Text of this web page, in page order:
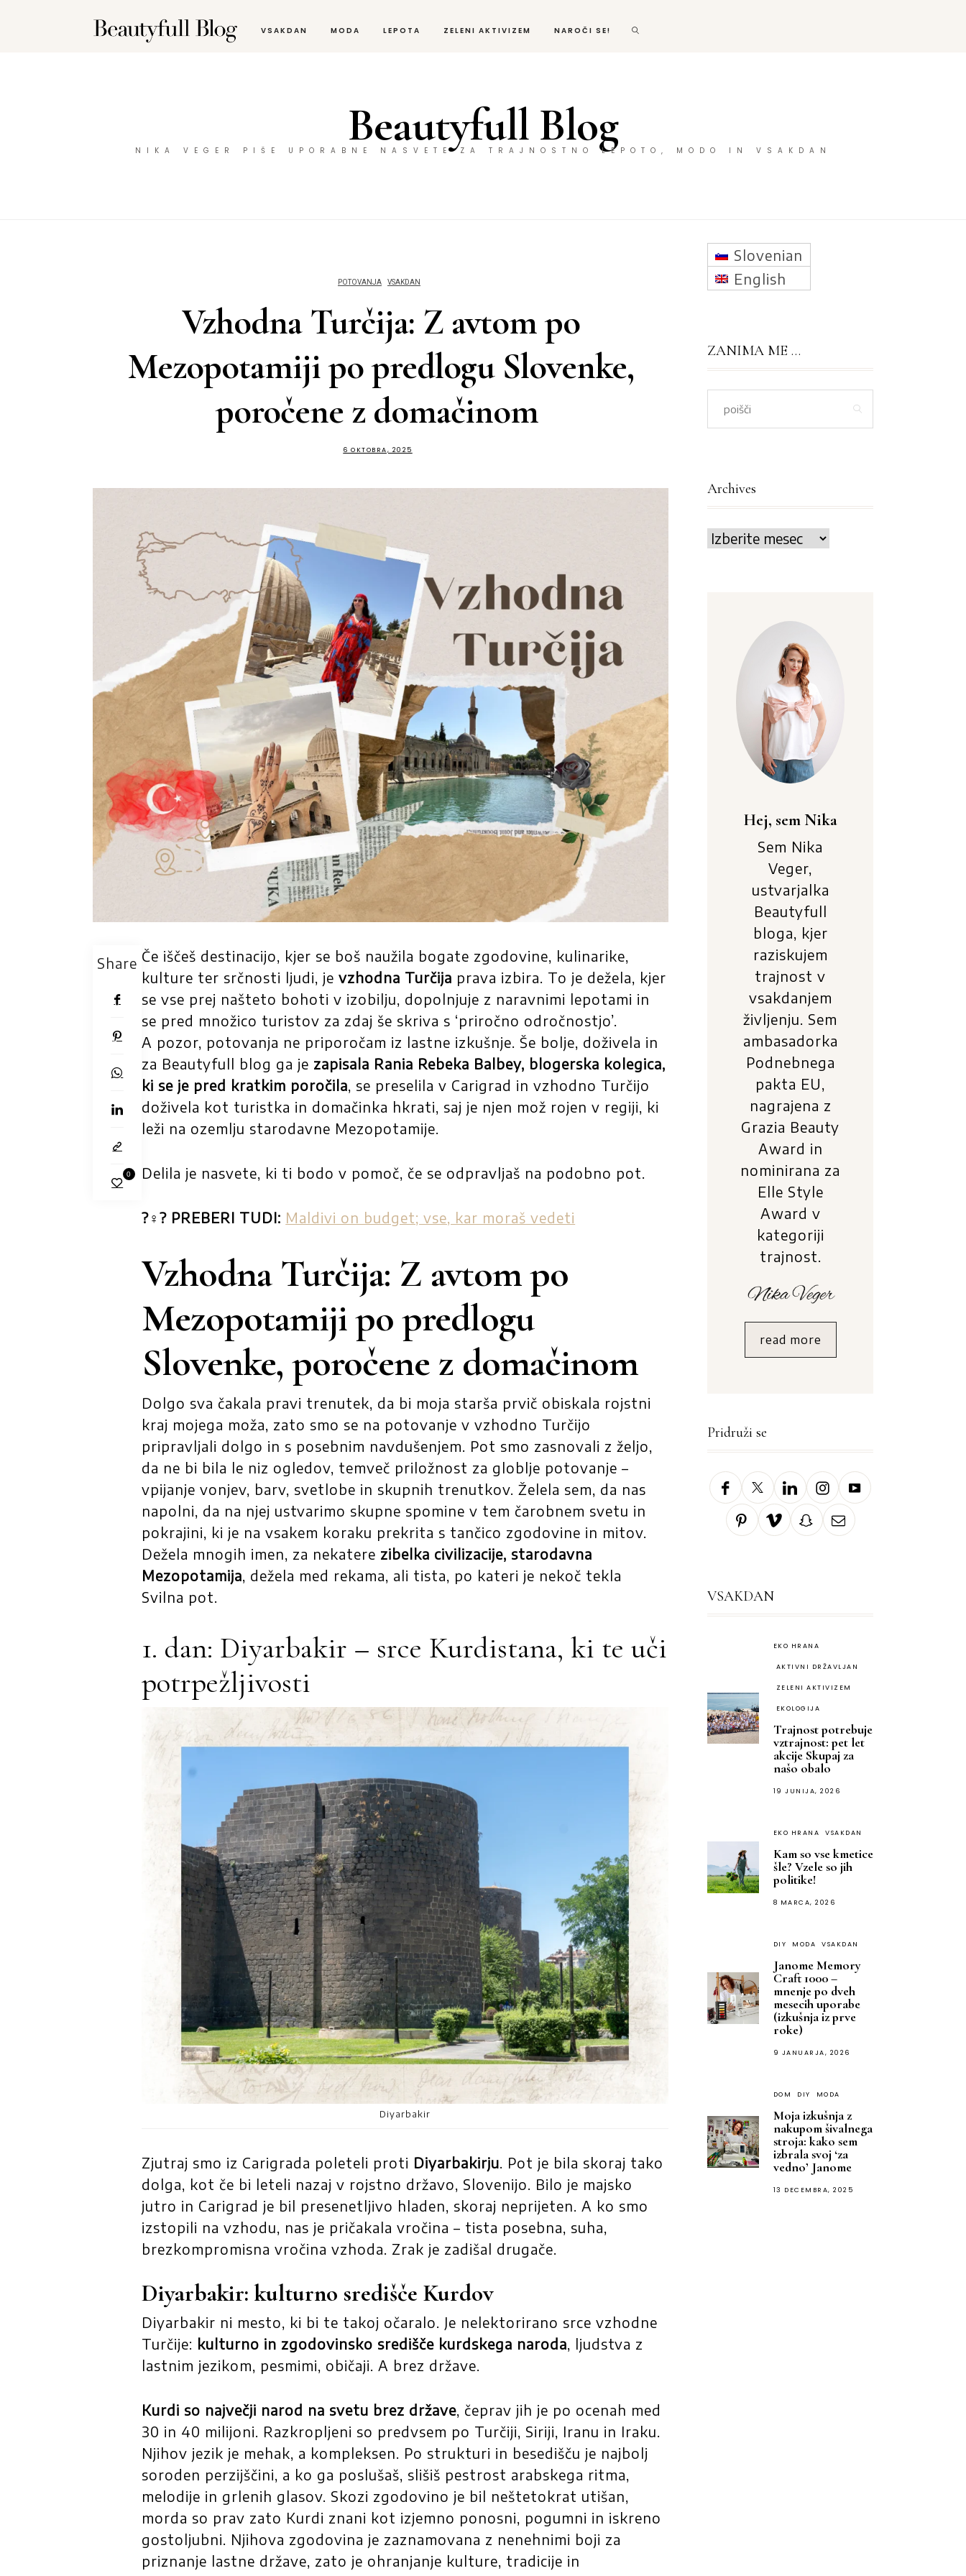
VSAKDAN MODA LEPOTA ZELENI AKTIVIZEM NAROČI SE!
Beautyfull Blog
NIKA VEGER PIŠE UPORABNE NASVETE ZA TRAJNOSTNO LEPOTO, MODO IN VSAKDAN
POTOVANJA VSAKDAN
Vzhodna Turčija: Z avtom po
Mezopotamiji po predlogu Slovenke,
poročene z domačinom
6 OKTOBRA, 2025
Share
0
Če iščeš destinacijo, kjer se boš naužila bogate zgodovine, kulinarike,
kulture ter srčnosti ljudi, jevzhodna Turčija prava izbira. To je dežela, kjer
se vse prej našteto bohoti v izobilju, dopolnjuje z naravnimi lepotami in
se pred množico turistov za zdaj še skriva s ‘priročno odročnostjo’.
A pozor, potovanja ne priporočam iz lastne izkušnje. Še bolje, doživela in
za Beautyfull blog ga je zapisala Rania Rebeka Balbey, blogerska kolegica,
ki se je pred kratkim poročila, se preselila v Carigrad in vzhodno Turčijo
doživela kot turistka in domačinka hkrati, saj je njen mož rojen v regiji, ki
leži na ozemlju starodavne Mezopotamije.
Delila je nasvete, ki ti bodo v pomoč, če se odpravljaš na podobno pot.
?‍♀️? PREBERI TUDI: Maldivi on budget; vse, kar moraš vedeti
Vzhodna Turčija: Z avtom po
Mezopotamiji po predlogu
Slovenke, poročene z domačinom
Dolgo sva čakala pravi trenutek, da bi moja starša prvič obiskala rojstni
kraj mojega moža, zato smo se na potovanje v vzhodno Turčijo
pripravljali dolgo in s posebnim navdušenjem. Pot smo zasnovali z željo,
da ne bi bila le niz ogledov, temveč priložnost za globlje potovanje –
vpijanje vonjev, barv, svetlobe in skupnih trenutkov. Želela sem, da nas
napolni, da na njej ustvarimo skupne spomine v tem čarobnem svetu in
pokrajini, ki je na vsakem koraku prekrita s tančico zgodovine in mitov.
Dežela mnogih imen, za nekatere zibelka civilizacije, starodavna
Mezopotamija, dežela med rekama, ali tista, po kateri je nekoč tekla
Svilna pot.
1. dan: Diyarbakir – srce Kurdistana, ki te uči
potrpežljivosti
Diyarbakir
Zjutraj smo iz Carigrada poleteli proti Diyarbakirju. Pot je bila skoraj tako
dolga, kot če bi leteli nazaj v rojstno državo, Slovenijo. Bilo je majsko
jutro in Carigrad je bil presenetljivo hladen, skoraj neprijeten. A ko smo
izstopili na vzhodu, nas je pričakala vročina – tista posebna, suha,
brezkompromisna vročina vzhoda. Zrak je zadišal drugače.
Diyarbakir: kulturno središče Kurdov
Diyarbakir ni mesto, ki bi te takoj očaralo. Je nelektorirano srce vzhodne
Turčije: kulturno in zgodovinsko središče kurdskega naroda, ljudstva z
lastnim jezikom, pesmimi, običaji. A brez države.
Kurdi so največji narod na svetu brez države, čeprav jih je po ocenah med
30 in 40 milijoni. Razkropljeni so predvsem po Turčiji, Siriji, Iranu in Iraku.
Njihov jezik je mehak, a kompleksen. Po strukturi in besedišču je najbolj
soroden perzijščini, a ko ga poslušaš, slišiš pestrost arabskega ritma,
melodije in grlenih glasov. Skozi zgodovino je bil neštetokrat utišan,
morda so prav zato Kurdi znani kot izjemno ponosni, pogumni in iskreno
gostoljubni. Njihova zgodovina je zaznamovana z nenehnimi boji za
priznanje lastne države, zato je ohranjanje kulture, tradicije in
Slovenian
English
ZANIMA ME …
Archives
Hej, sem Nika
Sem Nika
Veger,
ustvarjalka
Beautyfull
bloga, kjer
raziskujem
trajnost v
vsakdanjem
življenju. Sem
ambasadorka
Podnebnega
pakta EU,
nagrajena z
Grazia Beauty
Award in
nominirana za
Elle Style
Award v
kategoriji
trajnost.
read more
Pridruži se
VSAKDAN
EKO HRANA
AKTIVNI DRŽAVLJAN
ZELENI AKTIVIZEM
EKOLOGIJA
Trajnost potrebuje
vztrajnost: pet let
akcije Skupaj za
našo obalo
19 JUNIJA, 2026
EKO HRANA VSAKDAN
Kam so vse kmetice
šle? Vzele so jih
politike!
8 MARCA, 2026
DIY MODA VSAKDAN
Janome Memory
Craft 1000 –
mnenje po dveh
mesecih uporabe
(izkušnja iz prve
roke)
9 JANUARJA, 2026
DOM DIY MODA
Moja izkušnja z
nakupom šivalnega
stroja: kako sem
izbrala svoj ‘za
vedno’ Janome
13 DECEMBRA, 2025